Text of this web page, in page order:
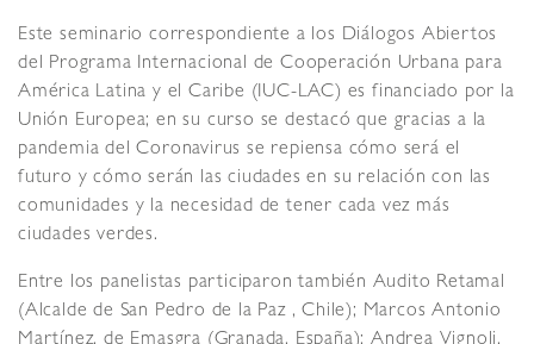
Este seminario correspondiente a los Diálogos Abiertos
del Programa Internacional de Cooperación Urbana para
América Latina y el Caribe (IUC-LAC) es financiado por la
Unión Europea; en su curso se destacó que gracias a la
pandemia del Coronavirus se repiensa cómo será el
futuro y cómo serán las ciudades en su relación con las
comunidades y la necesidad de tener cada vez más
ciudades verdes.
Entre los panelistas participaron también Audito Retamal
(Alcalde de San Pedro de la Paz , Chile); Marcos Antonio